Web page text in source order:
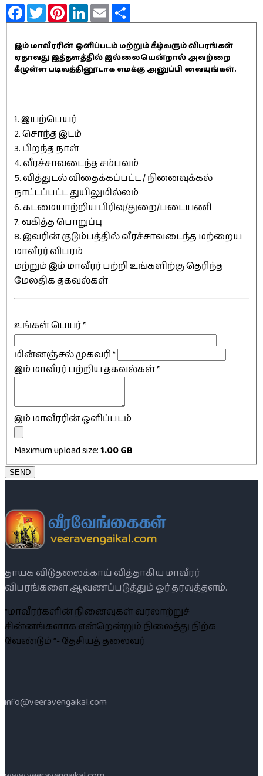
FacebookTwitterPinterestLinkedInEmail
இம் மாவீரரின் ஒளிப்படம் மற்றும் கீழ்வரும் விபரங்கள்
ஏதாவது இத்தளத்தில் இல்லையென்றால் அவற்றை
கீழுள்ள படிவத்தினூடாக எமக்கு அனுப்பி வையுங்கள்.
1. இயற்பெயர்
2. சொந்த இடம்
3. பிறந்த நாள்
4. வீரச்சாவடைந்த சம்பவம்
5. வித்துடல் விதைக்கப்பட்ட / நினைவுக்கல்
நாட்டப்பட்ட துயிலுமில்லம்
6. கடமையாற்றிய பிரிவு/துறை/படையணி
7. வகித்த பொறுப்பு
8. இவரின் குடும்பத்தில் வீரச்சாவடைந்த மற்றைய
மாவீரர் விபரம்
மற்றும் இம் மாவீரர் பற்றி உங்களிற்கு தெரிந்த
மேலதிக தகவல்கள்
உங்கள் பெயர்*
மின்னஞ்சல் முகவரி*
இம் மாவீரர் பற்றிய தகவல்கள்*
இம் மாவீரரின் ஒளிப்படம்
Maximum upload size:1.00 GB
SEND
தாயக விடுதலைக்காய் வித்தாகிய மாவீரர்
விபரங்களை ஆவணப்படுத்தும் ஓர் தரவுத்தளம்.
“மாவீரர்களின் நினைவுகள் வரலாற்றுச்
சின்னங்களாக என்றென்றும் நிலைத்து நிற்க
வேண்டும் ”- தேசியத் தலைவர்
info@veeravengaikal.com